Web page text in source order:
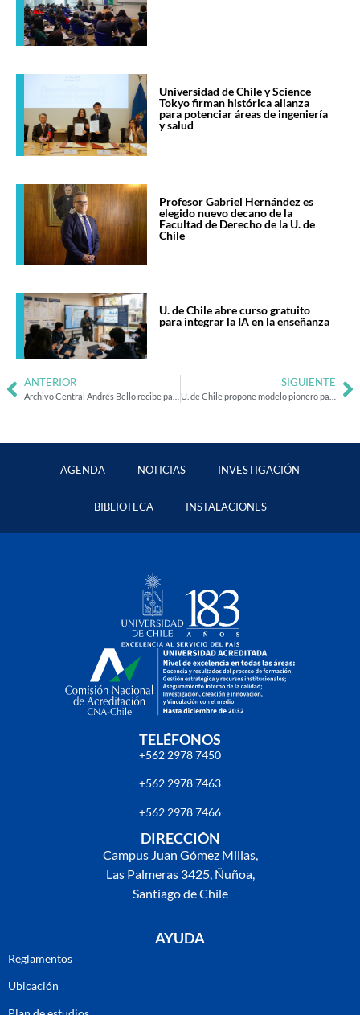
Universidad de Chile y Science
Tokyo firman histórica alianza
para potenciar áreas de ingeniería
y salud
Profesor Gabriel Hernández es
elegido nuevo decano de la
Facultad de Derecho de la U. de
Chile
U. de Chile abre curso gratuito
para integrar la IA en la enseñanza
ANTERIOR SIGUIENTE
AGENDA NOTICIAS INVESTIGACIÓN
BIBLIOTECA INSTALACIONES
TELÉFONOS
+562 2978 7450
+562 2978 7463
+562 2978 7466
DIRECCIÓN
Campus Juan Gómez Millas,
Las Palmeras 3425, Ñuñoa,
Santiago de Chile
AYUDA
Reglamentos
Ubicación